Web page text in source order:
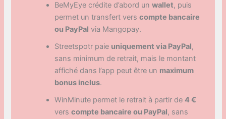
BeMyEye crédite d’abord unwallet, puis
permet un transfert verscompte bancaire
ou PayPal via Mangopay.
Streetspotr paie uniquement via PayPal,
sans minimum de retrait, mais le montant
affiché dans l’app peut être un maximum
bonus inclus.
WinMinute permet le retrait à partir de4 €
verscompte bancaire ou PayPal, sans